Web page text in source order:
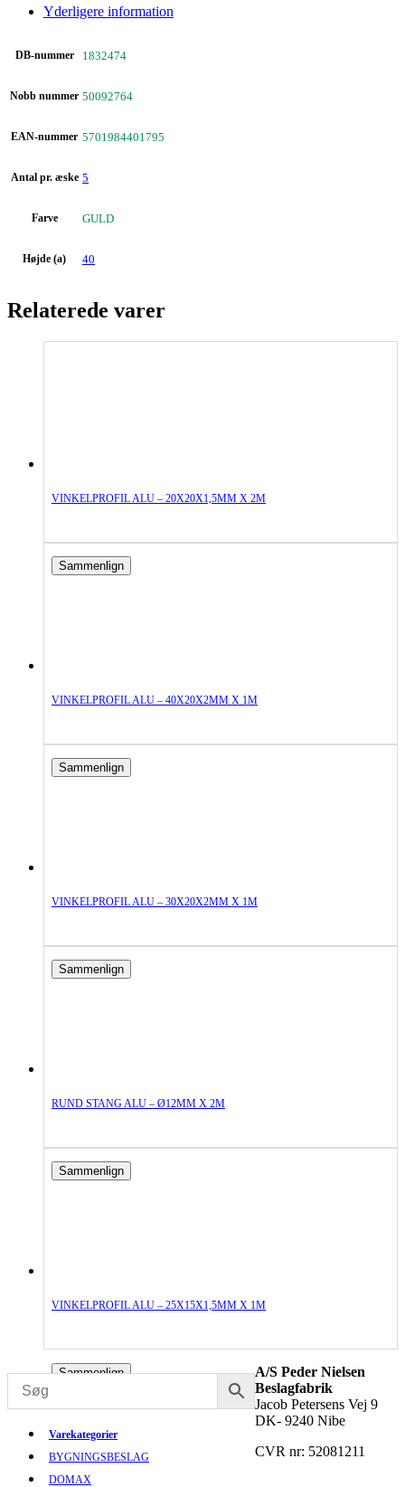
Yderligere information
DB-nummer 1832474
Nobb nummer 50092764
EAN-nummer 5701984401795
Antal pr. æske 5
Farve GULD
Højde (a) 40
Relaterede varer
VINKELPROFIL ALU – 20X20X1,5MM X 2M
Sammenlign
VINKELPROFIL ALU – 40X20X2MM X 1M
Sammenlign
VINKELPROFIL ALU – 30X20X2MM X 1M
Sammenlign
RUND STANG ALU – Ø12MM X 2M
Sammenlign
VINKELPROFIL ALU – 25X15X1,5MM X 1M
Sammenlign
Varekategorier
BYGNINGSBESLAG
DOMAX
A/S Peder Nielsen
Beslagfabrik
Jacob Petersens Vej 9
DK- 9240 Nibe
CVR nr: 52081211